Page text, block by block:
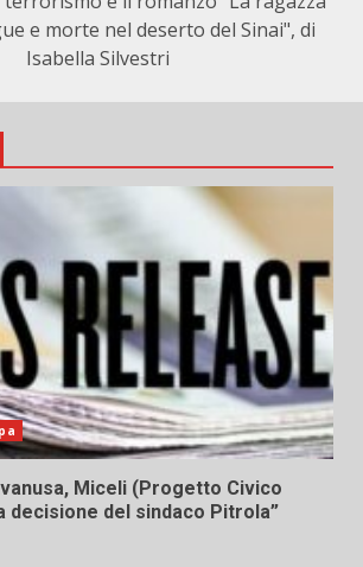
e morte nel deserto del Sinai", di
Isabella Silvestri
Miceli (Progetto Civico
decisione del sindaco Pitrola”